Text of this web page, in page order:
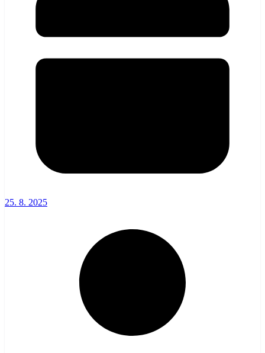
25. 8. 2025